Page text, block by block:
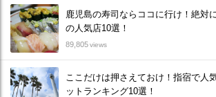
鹿児島の寿司ならココに行け！絶対
の人気店10選！
89,805views
ここだけは押さえておけ！指宿で人
ットランキング10選！